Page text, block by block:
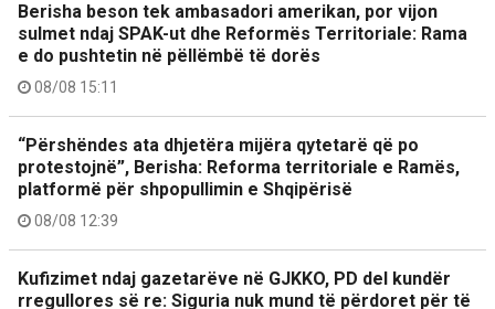
Berisha beson tek ambasadori amerikan, por vijon
sulmet ndaj SPAK-ut dhe Reformës Territoriale: Rama
e do pushtetin në pëllëmbë të dorës
08/08 15:11
“Përshëndes ata dhjetëra mijëra qytetarë që po
protestojnë”, Berisha: Reforma territoriale e Ramës,
platformë për shpopullimin e Shqipërisë
08/08 12:39
Kufizimet ndaj gazetarëve në GJKKO, PD del kundër
rregullores së re: Siguria nuk mund të përdoret për të